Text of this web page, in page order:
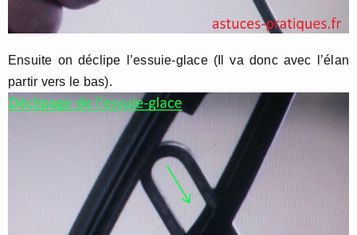
Ensuite on déclipe l’essuie-glace (Il va donc avec l’élan
partir vers le bas).